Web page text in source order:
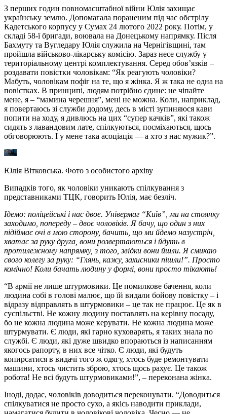
З перших годин повномасштабної війни Юлія захищає
українську землю. Допомагала пораненим під час обстрілу
Кадетського корпусу у Сумах 24 лютого 2022 року. Потім, у
складі 58-ї бригади, воювала на Донецькому напрямку. Після
Бахмуту та Вугледару Юлія служила на Чернігівщині, там
пройшла військово-лікарську комісію. Зараз несе службу у
територіальному центрі комплектування. Серед обов’язків –
роздавати повістки чоловікам: “Як реагують чоловіки?
Мабуть, чоловікам пофіг на те, що я жінка. Я ж така не одна на
повістках. В принципі, людям потрібно єдине: не чіпайте
мене, я – “мамина черешня”, мені не можна. Коли, наприклад,
я повертаюсь зі служби додому, десь в місті зупиняюся кави
попити на ходу, я дивлюсь на цих “супер качків”, які також
сидять з лавандовим лате, спілкуються, посміхаються, щось
обговорюють. І у мене така асоціація — а хто з нас мужик?”.
Юлія Вітковська. Фото з особистого архіву
Випадків того, як чоловіки уникають спілкування з
представниками ТЦК, говорить Юлія, має безліч.
Ідемо: поліцейські і нас двоє. Універмаг “Київ”, ми на стоянку
заходимо, попереду – двоє чоловіків. Я бачу, що один з них
підіймає очі в мою сторону, бачить, що ми йдемо назустріч,
хватає за руку друга, вони розвертаються і йдуть в
протилежному напрямку, з того, звідки вони йшли. Я смикаю
свого колегу за руку: “Глянь, кажу, захисники пішли!”. Просто
комічно! Коли бачать людину у формі, вони просто тікають!
“В армії не лише штурмовики. Це помилкове бачення, коли
людина собі в голові малює, що їй видали бойову повістку – і
відразу відправлять в штурмовики – це так не працює. Це як в
суспільстві. Не кожну людину поставлять на керівну посаду,
бо не кожна людина може керувати. Не кожна людина може
штурмувати. Є люди, які гарно куховарять, я таких знала по
службі. Є люди, які дуже швидко впораються із написанням
якогось рапорту, в них все чітко. Є люди, які будуть
копирсатися в видачі того ж одягу, хтось буде ремонтувати
машини, хтось чистить зброю, хтось щось рахує. Це також
робота! Не всі будуть штурмовиками!”, – переконана жінка.
Іноді, додає, чоловіків доводиться переконувати. “Доводиться
спілкуватися не просто сухо, а якісь наводити приклади,